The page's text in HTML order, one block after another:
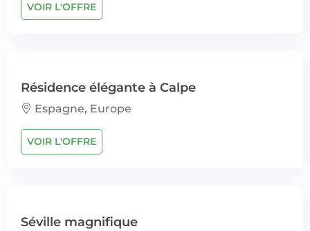
VOIR L'OFFRE
Résidence élégante à Calpe
Espagne, Europe
VOIR L'OFFRE
Séville magnifique